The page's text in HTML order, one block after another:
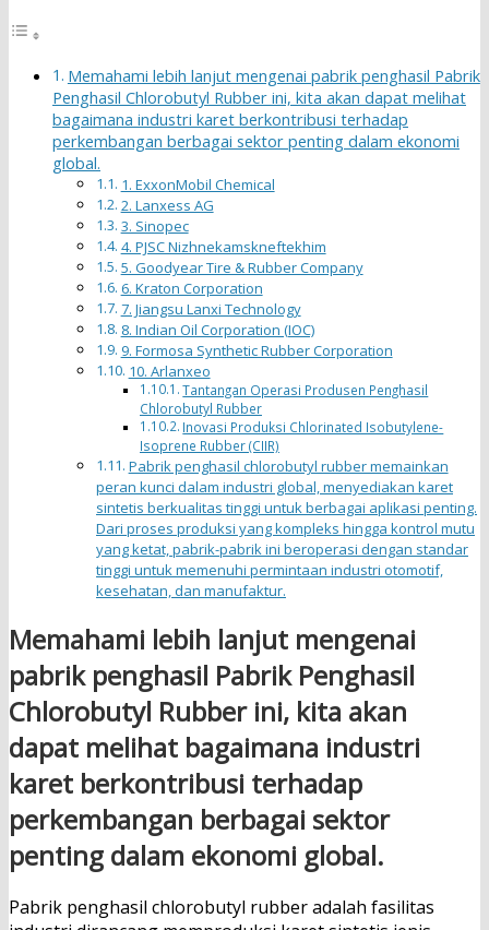
Memahami lebih lanjut mengenai pabrik penghasil Pabrik
Penghasil Chlorobutyl Rubber ini, kita akan dapat melihat
bagaimana industri karet berkontribusi terhadap
perkembangan berbagai sektor penting dalam ekonomi
global.
1. ExxonMobil Chemical
2. Lanxess AG
3. Sinopec
4. PJSC Nizhnekamskneftekhim
5. Goodyear Tire & Rubber Company
6. Kraton Corporation
7. Jiangsu Lanxi Technology
8. Indian Oil Corporation (IOC)
9. Formosa Synthetic Rubber Corporation
10. Arlanxeo
Tantangan Operasi Produsen Penghasil
Chlorobutyl Rubber
Inovasi Produksi Chlorinated Isobutylene-
Isoprene Rubber (CIIR)
Pabrik penghasil chlorobutyl rubber memainkan
peran kunci dalam industri global, menyediakan karet
sintetis berkualitas tinggi untuk berbagai aplikasi penting.
Dari proses produksi yang kompleks hingga kontrol mutu
yang ketat, pabrik-pabrik ini beroperasi dengan standar
tinggi untuk memenuhi permintaan industri otomotif,
kesehatan, dan manufaktur.
Memahami lebih lanjut mengenai
pabrik penghasil Pabrik Penghasil
Chlorobutyl Rubber ini, kita akan
dapat melihat bagaimana industri
karet berkontribusi terhadap
perkembangan berbagai sektor
penting dalam ekonomi global.
Pabrik penghasil chlorobutyl rubber adalah fasilitas